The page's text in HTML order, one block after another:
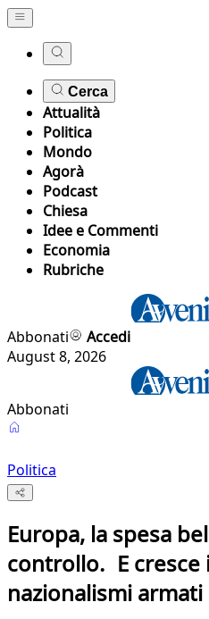
Cerca
Attualità
Politica
Mondo
Agorà
Podcast
Chiesa
Idee e Commenti
Economia
Rubriche
Abbonati
Accedi
August 8, 2026
Abbonati
Politica
Europa, la spesa
controllo. E cresce
nazionalismi armati